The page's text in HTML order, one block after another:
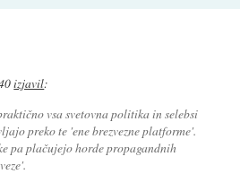
izjavil:
vsa svetovna politika in selebsi
preko te 'ene brezvezne platforme'.
pa plačujejo horde propagandnih